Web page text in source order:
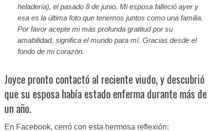
heladería), el pasado 8 de junio. Mi esposa falleció ayer y
esa es la última foto que tenemos juntos como una familia.
Por favor acepte mi más profunda gratitud por su
amabilidad, significa el mundo para mí. Gracias desde el
fondo de mi corazón.
Joyce pronto contactó al reciente viudo, y descubrió
que su esposa había estado enferma durante más de
un año.
En Facebook, cerró con esta hermosa reflexión: